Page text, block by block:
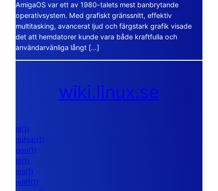
AmigaOS var ett av 1980-talets mest banbrytande
operativsystem. Med grafiskt gränssnitt, effektiv
multitasking, avancerat ljud och färgstark grafik visade
det att hemdatorer kunde vara både kraftfulla och
användarvänliga långt […]
wiki.linux.se
nl(1)
nohup(1)
pon(1)
ld(1)
nm(1)
ndiff(1)